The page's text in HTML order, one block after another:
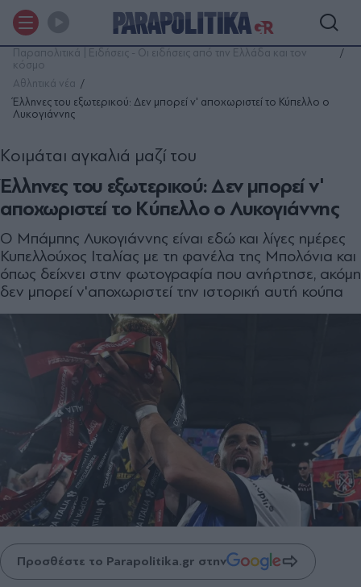
Παραπολιτικά | Ειδήσεις - Οι ειδήσεις από την Ελλάδα και τον
κόσμο
Αθλητικά νέα
Έλληνες του εξωτερικού: Δεν μπορεί ν' αποχωριστεί το Κύπελλο ο
Λυκογιάννης
Έλληνες του εξωτερικού: Δεν μπορεί ν'
αποχωριστεί το Κύπελλο ο Λυκογιάννης
Κοιμάται αγκαλιά μαζί του
Ο Μπάμπης Λυκογιάννης είναι εδώ και λίγες ημέρες
Κυπελλούχος Ιταλίας με τη φανέλα της Μπολόνια και
όπως δείχνει στην φωτογραφία που ανήρτησε, ακόμη
δεν μπορεί ν'αποχωριστεί την ιστορική αυτή κούπα
Προσθέστε το Parapolitika.gr στην